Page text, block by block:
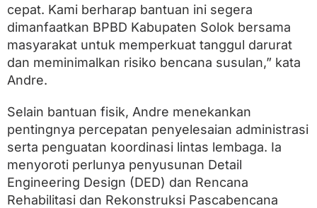
cepat. Kami berharap bantuan ini segera
dimanfaatkan BPBD Kabupaten Solok bersama
masyarakat untuk memperkuat tanggul darurat
dan meminimalkan risiko bencana susulan,” kata
Andre.
Selain bantuan fisik, Andre menekankan
pentingnya percepatan penyelesaian administrasi
serta penguatan koordinasi lintas lembaga. Ia
menyoroti perlunya penyusunan Detail
Engineering Design (DED) dan Rencana
Rehabilitasi dan Rekonstruksi Pascabencana